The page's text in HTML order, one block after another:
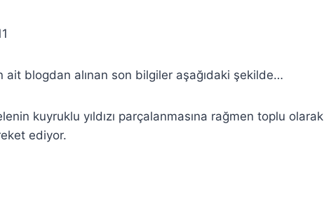
ait blogdan alınan son bilgiler aşağıdaki şekilde…
kuyruklu yıldızı parçalanmasına rağmen toplu olarak
ediyor.